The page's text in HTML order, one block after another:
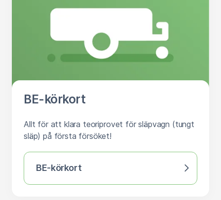
BE-körkort
Allt för att klara teoriprovet för släpvagn (tungt
släp) på första försöket!
BE-körkort